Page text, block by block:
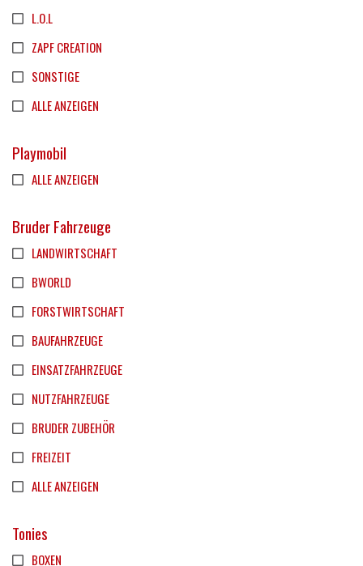
L.O.L
ZAPF CREATION
SONSTIGE
ALLE ANZEIGEN
Playmobil
ALLE ANZEIGEN
Bruder Fahrzeuge
LANDWIRTSCHAFT
BWORLD
FORSTWIRTSCHAFT
BAUFAHRZEUGE
EINSATZFAHRZEUGE
NUTZFAHRZEUGE
BRUDER ZUBEHÖR
FREIZEIT
ALLE ANZEIGEN
Tonies
BOXEN